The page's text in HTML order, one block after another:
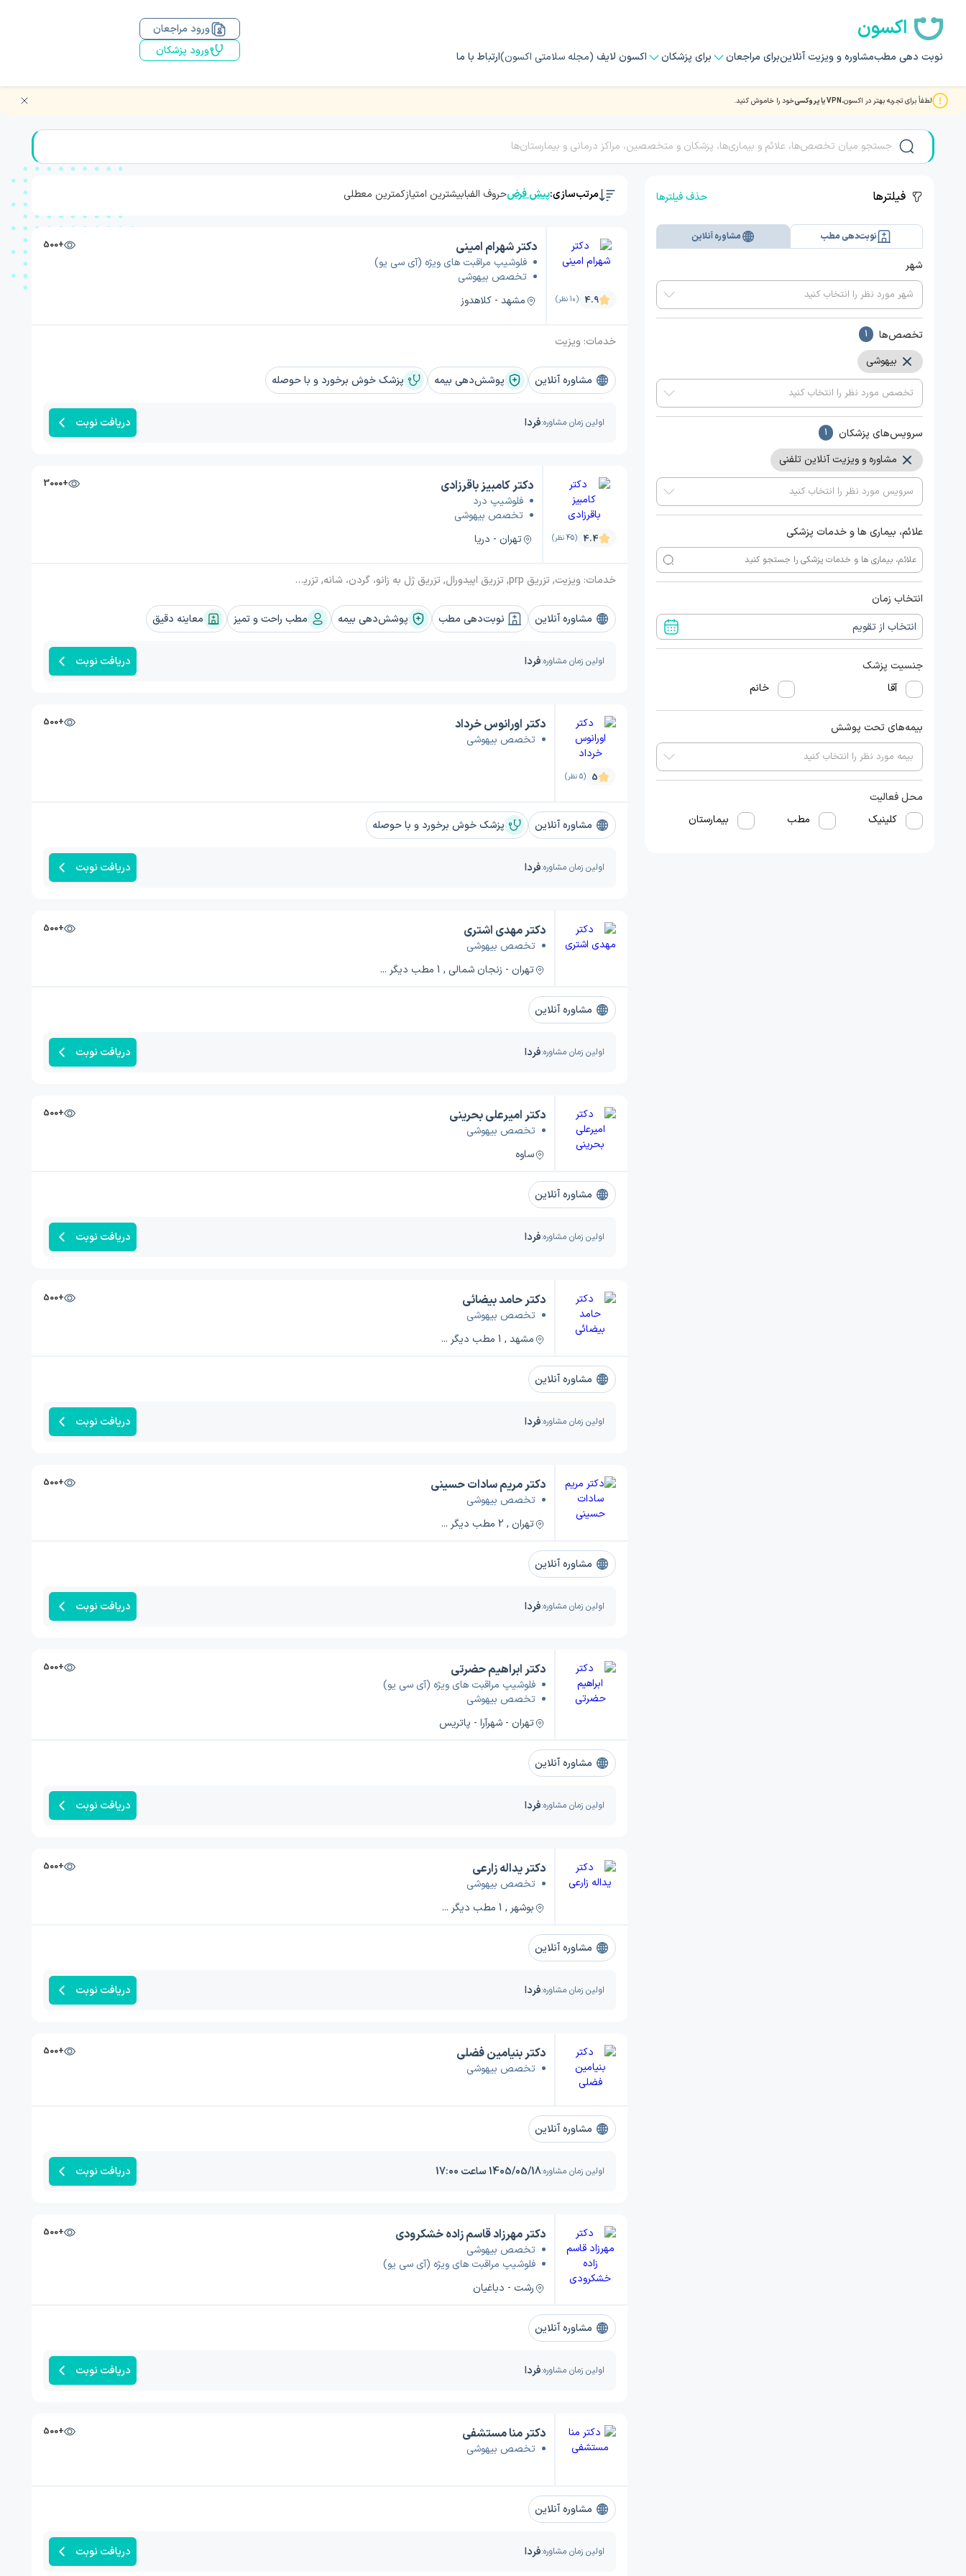
اکسون
نوبت دهی مطبمشاوره و ویزیت آنلاینبرای مراجعان برای پزشکان اکسون لایف (مجله سلامتی اکسون)ارتباط با ما
ورود مراجعان
ورود پزشکان
لطفاً برای تجربه بهتر در اکسون،VPN یا پروکسی خود را خاموش کنید.
مشاوره و ویزیت آنلاین تلفنی با بهترین دکتر و متخصصان بیهوشی
فیلترها حذف فیلترها
نوبت‌دهی مطب مشاوره آنلاین
شهر
تخصص‌ها 1
بیهوشی
سرویس‌های پزشکان 1
مشاوره و ویزیت آنلاین تلفنی
علائم، بیماری ها و خدمات پزشکی
انتخاب زمان
جنسیت پزشک
آقا
خانم
بیمه‌های تحت پوشش
محل فعالیت
کلینیک
مطب بیمارستان
مرتب‌سازی:پیش فرضحروف الفبابیشترین امتیازکمترین معطلی
4.9 (10 نظر)
+500 دکتر شهرام امینی
فلوشیپ مراقبت های ویژه (آی سی یو)
تخصص بیهوشی
مشهد - کلاهدوز
خدمات: ویزیت
پوشش‌دهی بیمه پزشک خوش برخورد و با حوصله مشاوره آنلاین
اولین زمان مشاوره:فردا دریافت نوبت
4.4 (45 نظر)
+3000 دکتر کامبیز باقرزادی
فلوشیپ درد
تخصص بیهوشی
تهران - دریا
خدمات: ویزیت, تزریق prp, تزریق اپیدورال, تزریق ژل به زانو، گردن، شانه, تزریق سلول بنیادی, فست کمر, تزریق prf, تزریق اورتوکین تراپی, تزریق اوزون
پوشش‌دهی بیمه مطب راحت و تمیز معاینه دقیق مشاوره آنلاین نوبت‌دهی مطب
اولین زمان مشاوره:فردا دریافت نوبت
5 (5 نظر)
+500 دکتر اورانوس خرداد
تخصص بیهوشی
پزشک خوش برخورد و با حوصله مشاوره آنلاین
اولین زمان مشاوره:فردا دریافت نوبت
+500 دکتر مهدی اشتری
تخصص بیهوشی
تهران - زنجان شمالی , 1 مطب دیگر ...
مشاوره آنلاین
اولین زمان مشاوره:فردا دریافت نوبت
+500 دکتر امیرعلی بحرینی
تخصص بیهوشی
ساوه
مشاوره آنلاین
اولین زمان مشاوره:فردا دریافت نوبت
+500 دکتر حامد بیضائی
تخصص بیهوشی
مشهد , 1 مطب دیگر ...
مشاوره آنلاین
اولین زمان مشاوره:فردا دریافت نوبت
+500 دکتر مریم سادات حسینی
تخصص بیهوشی
تهران , 2 مطب دیگر ...
مشاوره آنلاین
اولین زمان مشاوره:فردا دریافت نوبت
+500 دکتر ابراهیم حضرتی
فلوشیپ مراقبت های ویژه (آی سی یو)
تخصص بیهوشی
تهران - شهرآرا - پاتریس
مشاوره آنلاین
اولین زمان مشاوره:فردا دریافت نوبت
+500 دکتر یداله زارعی
تخصص بیهوشی
بوشهر , 1 مطب دیگر ...
مشاوره آنلاین
اولین زمان مشاوره:فردا دریافت نوبت
+500 دکتر بنیامین فضلی
تخصص بیهوشی
مشاوره آنلاین
اولین زمان مشاوره:1405/05/18 ساعت 17:00 دریافت نوبت
+500 دکتر مهرزاد قاسم زاده خشکرودی
تخصص بیهوشی
فلوشیپ مراقبت های ویژه (آی سی یو)
رشت - دباغیان
مشاوره آنلاین
اولین زمان مشاوره:فردا دریافت نوبت
+500 دکتر منا مستشفی
تخصص بیهوشی
مشاوره آنلاین
اولین زمان مشاوره:فردا دریافت نوبت